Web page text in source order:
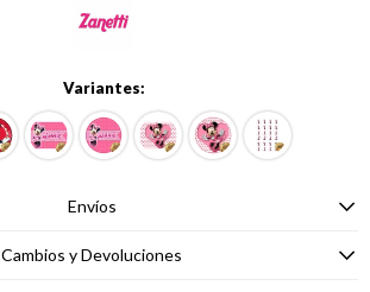
Variantes:
Envíos
Cambios y Devoluciones